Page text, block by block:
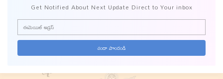
Get Notified About Next Update Direct to Your inbox